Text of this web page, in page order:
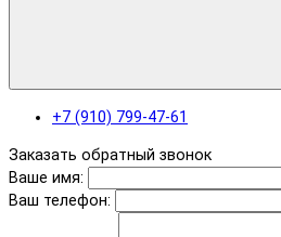
+7 (910) 799-47-61
Заказать обратный звонок
Ваше имя:
Ваш телефон: